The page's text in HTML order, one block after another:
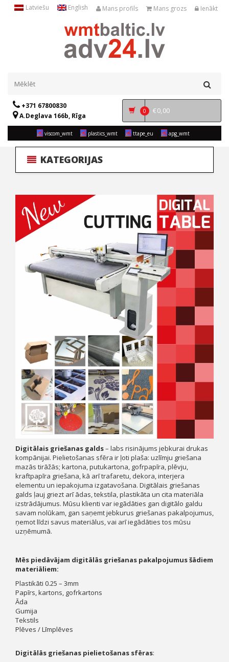
Latviešu English Mans profils Mans grozs Ienākt
+371 67800830
A.Deglava 166b, Rīga
0 €0,00
viscom_wmt plastics_wmt ttape_eu apg_wmt
KATEGORIJAS
Digitālais griešanas galds– labs risinājums jebkurai drukas
kompānijai. Pielietošanas sfēra ir ļoti plaša: uzlīmju griešana
mazās tirāžās; kartona, putukartona, gofrpapīra, plēvju,
kraftpapīra griešana, kā arī trafaretu, dekora, interjera
elementu un iepakojuma izgatavošana. Digitālais griešanas
galds ļauj griezt arī ādas, tekstila, plastikāta un cita materiāla
izstrādājumus. Mūsu klienti var iegādāties gan digitālo galdu
savam nolūkam, gan saņemt jebkurus griešanas pakalpojumus,
ņemot līdzi savus materiālus, vai arī iegādāties tos mūsu
uzņēmumā.
Mēs piedāvājam digitālās griešanas pakalpojumus šādiem
materiāliem:
Plastikāti 0.25 – 3mm
Papīrs, kartons, gofrkartons
Āda
Gumija
Tekstils
Plēves / Līmplēves
Digitālās griešanas pielietošanas sfēras: